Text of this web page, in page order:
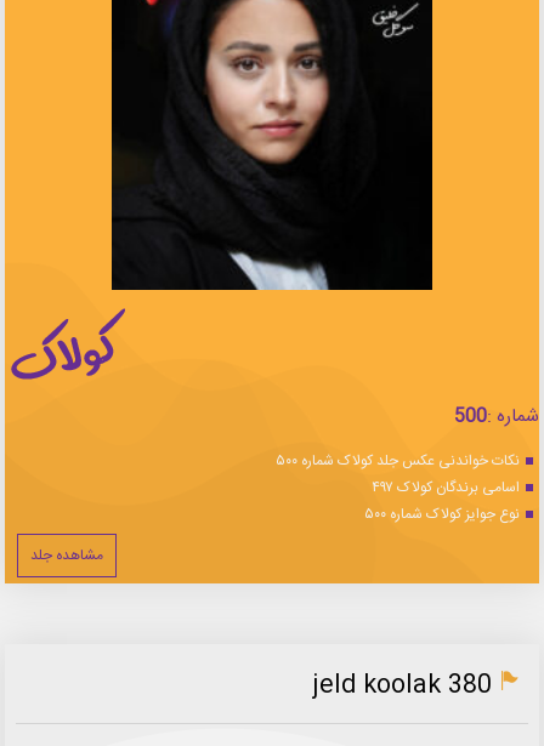
شماره :500
نکات خواندنی عکس جلد کولاک شماره ۵۰۰
اسامی برندگان کولاک ۴۹۷
نوع جوایز کولاک شماره ۵۰۰
مشاهده جلد
jeld koolak 380